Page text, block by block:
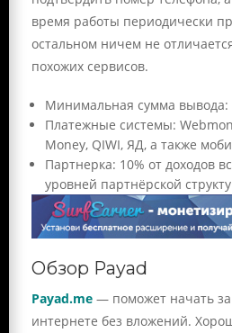
время работы периодически
остальном ничем не
похожих сервисов.
Минимальная сумма вывода:
Платежные системы:
Money, QIWI, ЯД, а также
Партнерка: 10% от доходов
уровней партнёрской
Обзор Payad
Payad.me— поможет начать
интернете без вложений.